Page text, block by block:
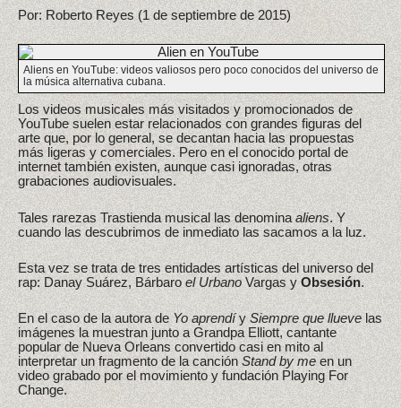
Por: Roberto Reyes (1 de septiembre de 2015)
Aliens en YouTube: videos valiosos pero poco conocidos del universo de
la música alternativa cubana.
Los videos musicales más visitados y promocionados de
YouTube suelen estar relacionados con grandes figuras del
arte que, por lo general, se decantan hacia las propuestas
más ligeras y comerciales. Pero en el conocido portal de
internet también existen, aunque casi ignoradas, otras
grabaciones audiovisuales.
Tales rarezas Trastienda musical las denominaaliens. Y
cuando las descubrimos de inmediato las sacamos a la luz.
Esta vez se trata de tres entidades artísticas del universo del
rap: Danay Suárez, Bárbaroel UrbanoVargas yObsesión.
En el caso de la autora deYo aprendíy Siempre que lluevelas
imágenes la muestran junto a Grandpa Elliott, cantante
popular de Nueva Orleans convertido casi en mito al
interpretar un fragmento de la canciónStand by meen un
video grabado por el movimiento y fundación Playing For
Change.